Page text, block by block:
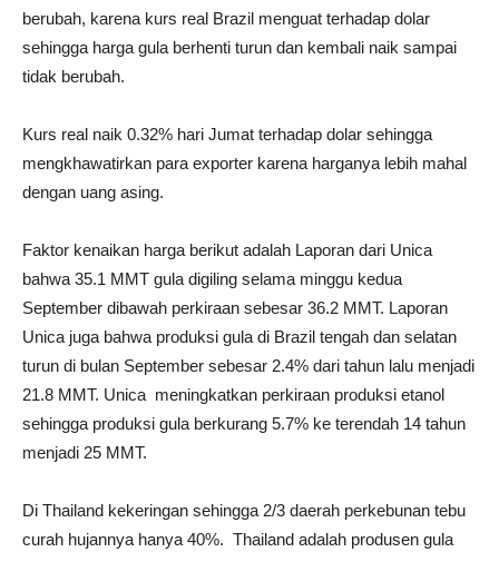
berubah, karena kurs real Brazil menguat terhadap dolar
sehingga harga gula berhenti turun dan kembali naik sampai
tidak berubah.
Kurs real naik 0.32% hari Jumat terhadap dolar sehingga
mengkhawatirkan para exporter karena harganya lebih mahal
dengan uang asing.
Faktor kenaikan harga berikut adalah Laporan dari Unica
bahwa 35.1 MMT gula digiling selama minggu kedua
September dibawah perkiraan sebesar 36.2 MMT. Laporan
Unica juga bahwa produksi gula di Brazil tengah dan selatan
turun di bulan September sebesar 2.4% dari tahun lalu menjadi
21.8 MMT. Unica meningkatkan perkiraan produksi etanol
sehingga produksi gula berkurang 5.7% ke terendah 14 tahun
menjadi 25 MMT.
Di Thailand kekeringan sehingga 2/3 daerah perkebunan tebu
curah hujannya hanya 40%. Thailand adalah produsen gula